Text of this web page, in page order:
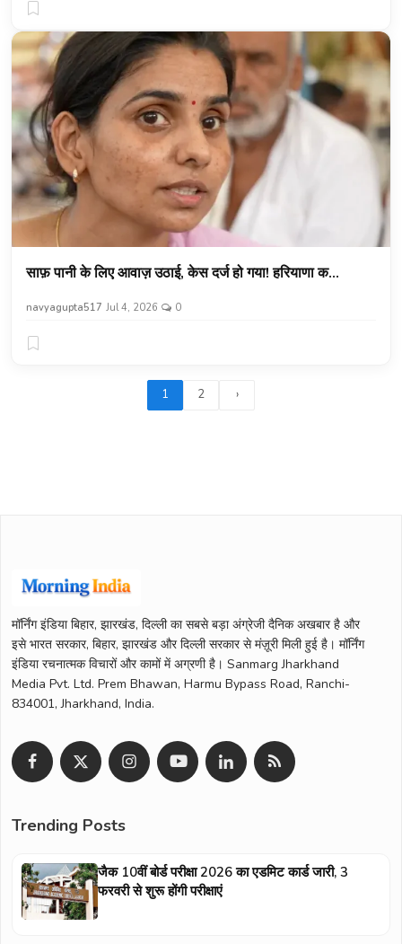
साफ़ पानी के लिए आवाज़ उठाई, केस दर्ज हो गया! हरियाणा क...
navyagupta517 Jul 4, 2026 0
1 2 ›
मॉर्निंग इंडिया बिहार, झारखंड, दिल्ली का सबसे बड़ा अंग्रेजी दैनिक अखबार है और
इसे भारत सरकार, बिहार, झारखंड और दिल्ली सरकार से मंज़ूरी मिली हुई है। मॉर्निंग
इंडिया रचनात्मक विचारों और कामों में अग्रणी है। Sanmarg Jharkhand
Media Pvt. Ltd. Prem Bhawan, Harmu Bypass Road, Ranchi-
834001, Jharkhand, India.
Trending Posts
जैक 10वीं बोर्ड परीक्षा 2026 का एडमिट कार्ड जारी, 3
फरवरी से शुरू होंगी परीक्षाएं